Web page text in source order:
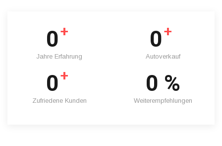
0+
Jahre Erfahrung
0+
Autoverkauf
0+
Zufriedene Kunden
0 %
Weiterempfehlungen